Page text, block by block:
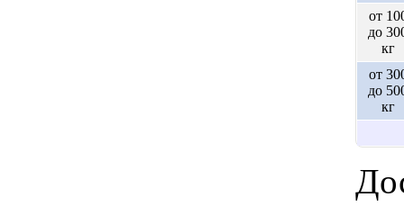
от
до
кг
от
до
кг